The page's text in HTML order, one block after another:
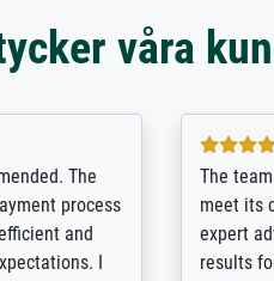
våra
of The
from a
giclee print
Die
Gefühl,